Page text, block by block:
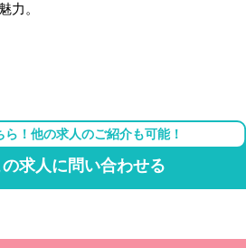
力。
！他の求人のご紹介も可能！
の求人に問い合わせる